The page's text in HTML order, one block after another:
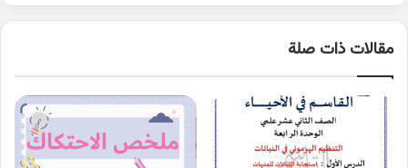
مقالات ذات صلة